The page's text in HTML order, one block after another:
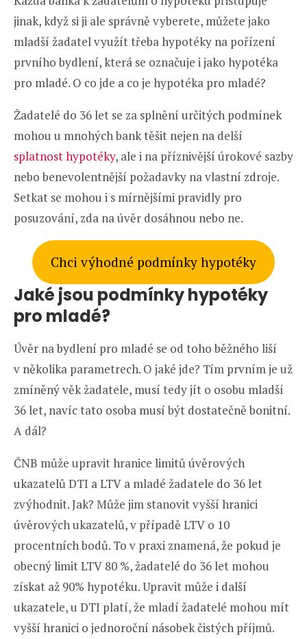
jinak, když si ji ale správně vyberete, můžete jako
mladší žadatel využít třeba hypotéky na pořízení
prvního bydlení, která se označuje i jako hypotéka
pro mladé. O co jde a co je hypotéka pro mladé?
Žadatelé do 36 let se za splnění určitých podmínek
mohou u mnohých bank těšit nejen na delší
splatnost hypotéky, ale i na příznivější úrokové sazby
nebo benevolentnější požadavky na vlastní zdroje.
Setkat se mohou i s mírnějšími pravidly pro
posuzování, zda na úvěr dosáhnou nebo ne.
Chci výhodné podmínky hypotéky
Jaké jsou podmínky hypotéky
pro mladé?
Úvěr na bydlení pro mladé se od toho běžného liší
v několika parametrech. O jaké jde? Tím prvním je už
zmíněný věk žadatele, musí tedy jít o osobu mladší
36 let, navíc tato osoba musí být dostatečně bonitní.
A dál?
ČNB může upravit hranice limitů úvěrových
ukazatelů DTI a LTV a mladé žadatele do 36 let
zvýhodnit. Jak? Může jim stanovit vyšší hranici
úvěrových ukazatelů, v případě LTV o 10
procentních bodů. To v praxi znamená, že pokud je
obecný limit LTV 80 %, žadatelé do 36 let mohou
získat až 90% hypotéku. Upravit může i další
ukazatele, u DTI platí, že mladí žadatelé mohou mít
vyšší hranici o jednoroční násobek čistých příjmů.